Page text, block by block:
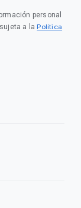
personal
a la Política